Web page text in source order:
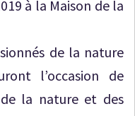
à la Maison de la
de la nature
l’occasion de
la nature et des